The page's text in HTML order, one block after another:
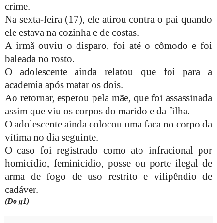
crime.
Na sexta-feira (17), ele atirou contra o pai quando
ele estava na cozinha e de costas.
A irmã ouviu o disparo, foi até o cômodo e foi
baleada no rosto.
O adolescente ainda relatou que foi para a
academia após matar os dois.
Ao retornar, esperou pela mãe, que foi assassinada
assim que viu os corpos do marido e da filha.
O adolescente ainda colocou uma faca no corpo da
vítima no dia seguinte.
O caso foi registrado como ato infracional por
homicídio, feminicídio, posse ou porte ilegal de
arma de fogo de uso restrito e vilipêndio de
cadáver.
(Do g1)